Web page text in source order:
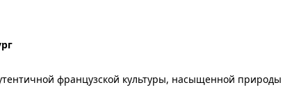
французской культуры, насыщенной природы